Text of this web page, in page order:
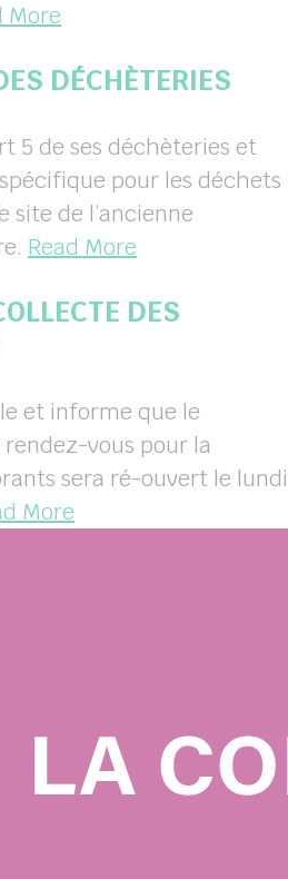
More
DÉCHÈTERIES
5 de ses déchèteries et
pour les déchets
site de l’ancienne
Read More
DES
et informe que le
vous pour la
sera ré-ouvert le lundi
More